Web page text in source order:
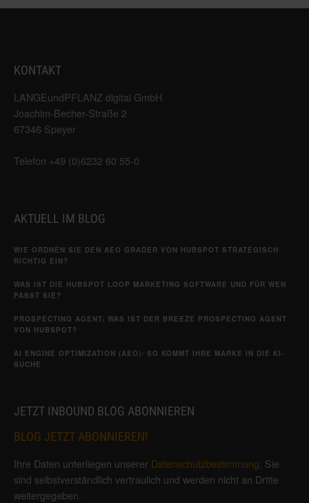
KONTAKT
LANGEundPFLANZ digital GmbH
Joachim-Becher-Straße 2
67346 Speyer
Telefon +49 (0)6232 60 55-0
AKTUELL IM BLOG
WIE ORDNEN SIE DEN AEO GRADER VON HUBSPOT STRATEGISCH
RICHTIG EIN?
WAS IST DIE HUBSPOT LOOP MARKETING SOFTWARE UND FÜR WEN
PASST SIE?
PROSPECTING AGENT: WAS IST DER BREEZE PROSPECTING AGENT
VON HUBSPOT?
AI ENGINE OPTIMIZATION (AEO): SO KOMMT IHRE MARKE IN DIE KI-
SUCHE
JETZT INBOUND BLOG ABONNIEREN
BLOG JETZT ABONNIEREN!
Ihre Daten unterliegen unserer Datenschutzbestimmung . Sie
sind selbstverständlich vertraulich und werden nicht an Dritte
weitergegeben.